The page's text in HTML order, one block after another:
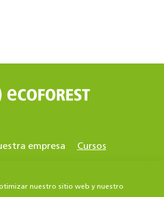
nuestro sitio web y nuestro
empresa
Cursos
de calor geotérmica